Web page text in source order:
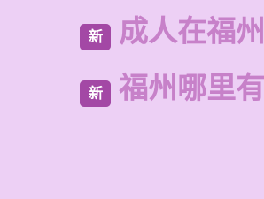
新 成人在福
新 福州哪里